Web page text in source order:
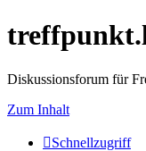
Diskussionsforum für
Zum Inhalt
Schnellzugriff